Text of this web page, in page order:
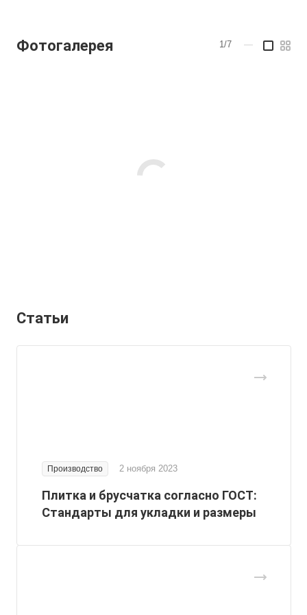
Фотогалерея 1/7 —
Статьи
Производство 2 ноября 2023
Плитка и брусчатка согласно ГОСТ:
Стандарты для укладки и размеры